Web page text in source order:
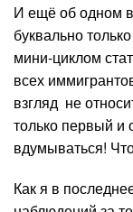
И ещё об одном
буквально
мини-циклом
всех
взгляд не
только первый и
вдумываться!
Как я в